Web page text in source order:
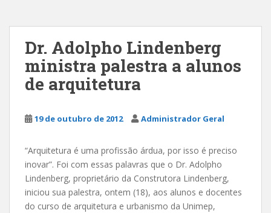
Dr. Adolpho Lindenberg
ministra palestra a alunos
de arquitetura
19 de outubro de 2012 Administrador Geral
“Arquitetura é uma profissão árdua, por isso é preciso
inovar”. Foi com essas palavras que o Dr. Adolpho
Lindenberg, proprietário da Construtora Lindenberg,
iniciou sua palestra, ontem (18), aos alunos e docentes
do curso de arquitetura e urbanismo da Unimep,